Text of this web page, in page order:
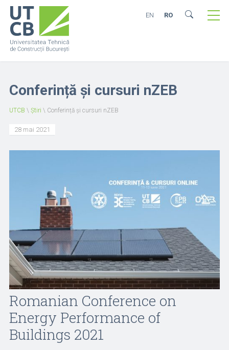
EN RO
Conferință și cursuri nZEB
UTCB \ Știri \ Conferință și cursuri nZEB
28 mai 2021
Romanian Conference on
Energy Performance of
Buildings 2021